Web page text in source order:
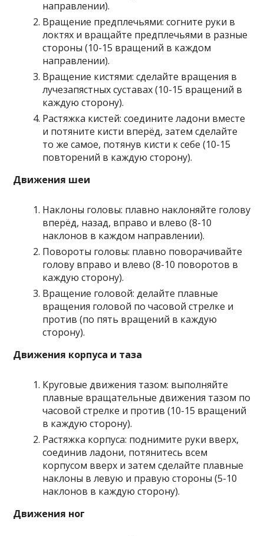
направлении).
Вращение предплечьями: согните руки в
локтях и вращайте предплечьями в разные
стороны (10-15 вращений в каждом
направлении).
Вращение кистями: сделайте вращения в
лучезапястных суставах (10-15 вращений в
каждую сторону).
Растяжка кистей: соедините ладони вместе
и потяните кисти вперёд, затем сделайте
то же самое, потянув кисти к себе (10-15
повторений в каждую сторону).
Движения шеи
Наклоны головы: плавно наклоняйте голову
вперёд, назад, вправо и влево (8-10
наклонов в каждом направлении).
Повороты головы: плавно поворачивайте
голову вправо и влево (8-10 поворотов в
каждую сторону).
Вращение головой: делайте плавные
вращения головой по часовой стрелке и
против (по пять вращений в каждую
сторону).
Движения корпуса и таза
Круговые движения тазом: выполняйте
плавные вращательные движения тазом по
часовой стрелке и против (10-15 вращений
в каждую сторону).
Растяжка корпуса: поднимите руки вверх,
соединив ладони, потянитесь всем
корпусом вверх и затем сделайте плавные
наклоны в левую и правую стороны (5-10
наклонов в каждую сторону).
Движения ног